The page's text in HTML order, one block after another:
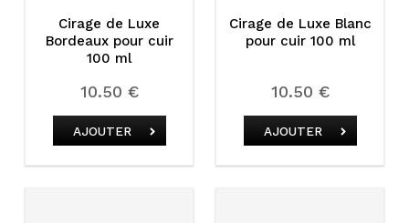
Cirage de Luxe
Bordeaux pour cuir
100 ml
10.50 €
AJOUTER
Cirage de Luxe Blanc
pour cuir 100 ml
10.50 €
AJOUTER